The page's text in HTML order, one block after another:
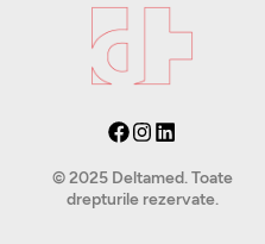
© 2025 Deltamed. Toate
drepturile rezervate.